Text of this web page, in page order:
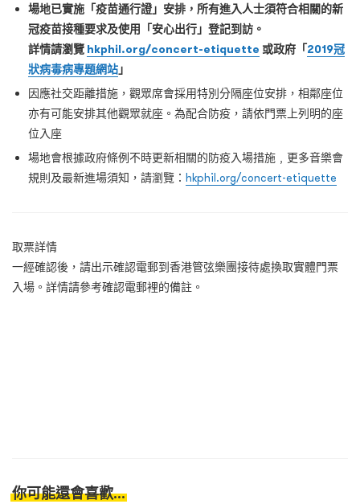
場地已實施「疫苗通行證」安排，所有進入人士須符合相關的新
冠疫苗接種要求及使用「安心出行」登記到訪。
詳情請瀏覽 hkphil.org/concert-etiquette 或政府「2019冠
狀病毒病專題網站」
因應社交距離措施，觀眾席會採用特別分隔座位安排，相鄰座位
亦有可能安排其他觀眾就座。為配合防疫，請依門票上列明的座
位入座
場地會根據政府條例不時更新相關的防疫入場措施﹐更多音樂會
規則及最新進場須知，請瀏覽： hkphil.org/concert-etiquette
取票詳情
一經確認後，請出示確認電郵到香港管弦樂團接待處換取實體門票
入場。詳情請參考確認電郵裡的備註。
你可能還會喜歡...